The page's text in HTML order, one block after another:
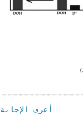
أعرف الإجابة